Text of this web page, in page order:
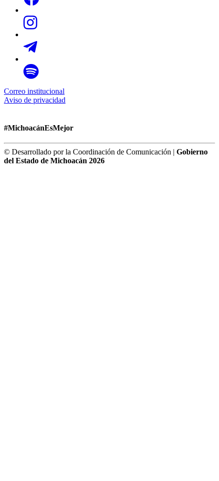
Correo institucional
Aviso de privacidad
#MichoacánEsMejor
© Desarrollado por la Coordinación de Comunicación | Gobierno
del Estado de Michoacán 2026